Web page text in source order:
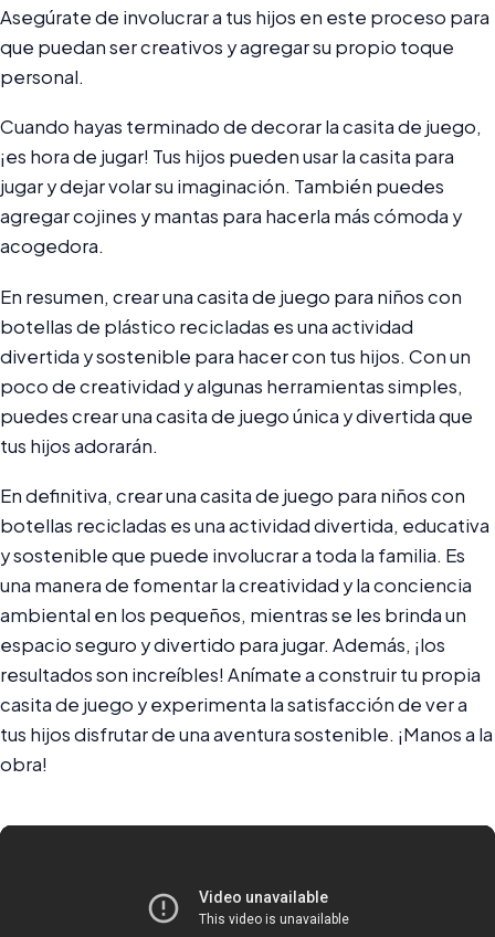
Asegúrate de involucrar a tus hijos en este proceso para
que puedan ser creativos y agregar su propio toque
personal.
Cuando hayas terminado de decorar la casita de juego,
¡es hora de jugar! Tus hijos pueden usar la casita para
jugar y dejar volar su imaginación. También puedes
agregar cojines y mantas para hacerla más cómoda y
acogedora.
En resumen, crear una casita de juego para niños con
botellas de plástico recicladas es una actividad
divertida y sostenible para hacer con tus hijos. Con un
poco de creatividad y algunas herramientas simples,
puedes crear una casita de juego única y divertida que
tus hijos adorarán.
En definitiva, crear una casita de juego para niños con
botellas recicladas es una actividad divertida, educativa
y sostenible que puede involucrar a toda la familia. Es
una manera de fomentar la creatividad y la conciencia
ambiental en los pequeños, mientras se les brinda un
espacio seguro y divertido para jugar. Además, ¡los
resultados son increíbles! Anímate a construir tu propia
casita de juego y experimenta la satisfacción de ver a
tus hijos disfrutar de una aventura sostenible. ¡Manos a la
obra!